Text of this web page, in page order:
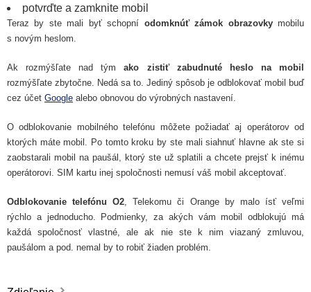
potvrďte a zamknite mobil
Teraz by ste mali byť schopní odomknúť zámok obrazovkymobilu
s novým heslom.
Ak rozmýšľate nad týmako zistiť zabudnuté heslo na mobil
rozmýšľate zbytočne. Nedá sa to. Jediný spôsob je odblokovať mobil buď
cez účet Google alebo obnovou do výrobných nastavení.
O odblokovanie mobilného telefónu môžete požiadať aj operátorov od
ktorých máte mobil. Po tomto kroku by ste mali siahnuť hlavne ak ste si
zaobstarali mobil na paušál, ktorý ste už splatili a chcete prejsť k inému
operátorovi. SIM kartu inej spoločnosti nemusí váš mobil akceptovať.
Odblokovanie telefónu O2, Telekomu či Orange by malo ísť veľmi
rýchlo a jednoducho. Podmienky, za akých vám mobil odblokujú má
každá spoločnosť vlastné, ale ak nie ste k nim viazaný zmluvou,
paušálom a pod. nemal by to robiť žiaden problém.